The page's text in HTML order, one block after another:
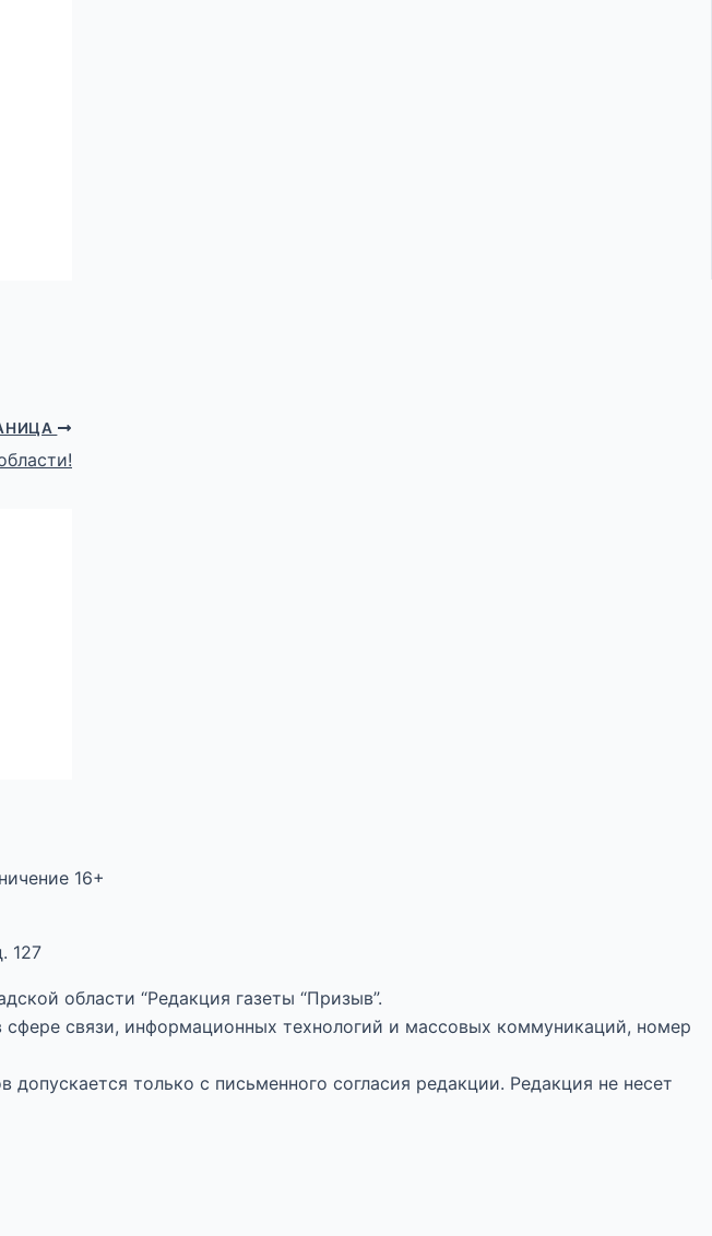
16+
127
области “Редакция газеты “Призыв”.
связи, информационных технологий и массовых коммуникаций, номер
только с письменного согласия редакции. Редакция не несет